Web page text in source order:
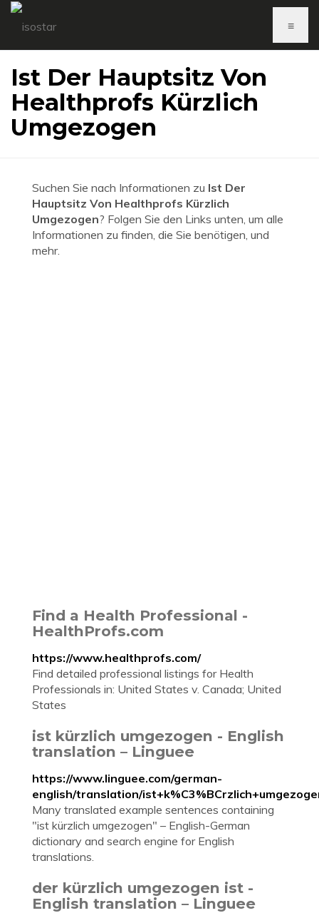
≡
Ist Der Hauptsitz Von
Healthprofs Kürzlich
Umgezogen
Suchen Sie nach Informationen zu Ist Der
Hauptsitz Von Healthprofs Kürzlich
Umgezogen? Folgen Sie den Links unten, um alle
Informationen zu finden, die Sie benötigen, und
mehr.
Find a Health Professional -
HealthProfs.com
https://www.healthprofs.com/
Find detailed professional listings for Health
Professionals in: United States v. Canada; United
States
ist kürzlich umgezogen - English
translation – Linguee
https://www.linguee.com/german-
english/translation/
Many translated example sentences containing
"ist kürzlich umgezogen" – English-German
dictionary and search engine for English
translations.
der kürzlich umgezogen ist -
English translation – Linguee